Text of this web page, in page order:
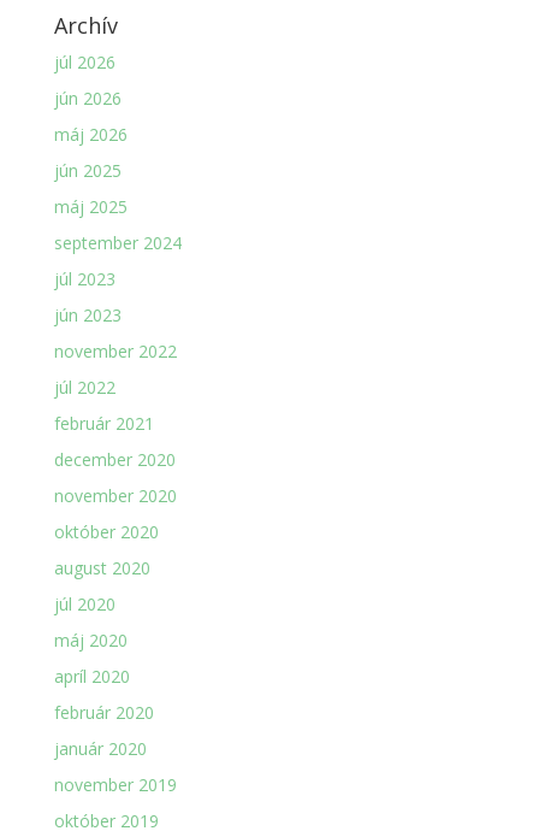
Archív
júl 2026
jún 2026
máj 2026
jún 2025
máj 2025
september 2024
júl 2023
jún 2023
november 2022
júl 2022
február 2021
december 2020
november 2020
október 2020
august 2020
júl 2020
máj 2020
apríl 2020
február 2020
január 2020
november 2019
október 2019